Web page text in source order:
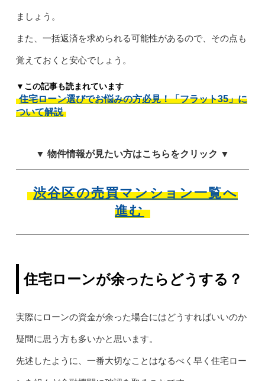
ましょう。
また、一括返済を求められる可能性があるので、その点も
覚えておくと安心でしょう。
▼この記事も読まれています
住宅ローン選びでお悩みの方必見！「フラット35」に
ついて解説
▼ 物件情報が見たい方はこちらをクリック ▼
渋谷区の売買マンション一覧へ
進む
住宅ローンが余ったらどうする？
実際にローンの資金が余った場合にはどうすればいいのか
疑問に思う方も多いかと思います。
先述したように、一番大切なことはなるべく早く住宅ロー